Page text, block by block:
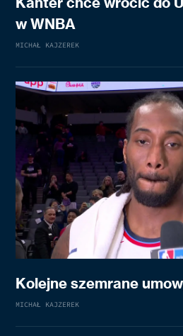
w WNBA
MICHAŁ KAJZEREK
Kolejne szemrane
MICHAŁ KAJZEREK